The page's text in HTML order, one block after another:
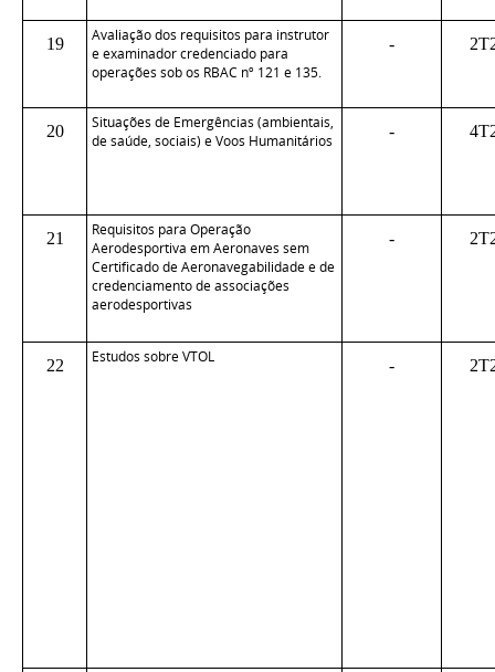
19
Avaliação dos requisitos para instrutor
e examinador credenciado para
operações sob os RBAC nº 121 e 135.
-
20
Situações de Emergências (ambientais,
de saúde, sociais) e Voos Humanitários
-
21
Requisitos para Operação
Aerodesportiva em Aeronaves sem
Certificado de Aeronavegabilidade e de
credenciamento de associações
aerodesportivas
-
22 Estudos sobre VTOL -